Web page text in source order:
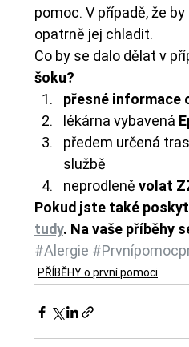
pomoc. V případě, že
opatrně jej chladit.
Co by se dalo dělat v
šoku?
přesné informace
lékárna vybavená
předem určená
službě
neprodleně volat
Pokud jste také
tudy. Na vaše příběhy
#Alergie
PŘÍBĚHY o první pomoci